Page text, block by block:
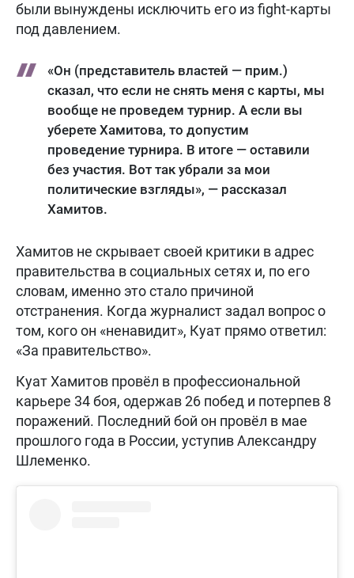
были вынуждены исключить его из fight-карты
под давлением.
«Он (представитель властей — прим.)
сказал, что если не снять меня с карты, мы
вообще не проведем турнир. А если вы
уберете Хамитова, то допустим
проведение турнира. В итоге — оставили
без участия. Вот так убрали за мои
политические взгляды», — рассказал
Хамитов.
Хамитов не скрывает своей критики в адрес
правительства в социальных сетях и, по его
словам, именно это стало причиной
отстранения. Когда журналист задал вопрос о
том, кого он «ненавидит», Куат прямо ответил:
«За правительство».
Куат Хамитов провёл в профессиональной
карьере 34 боя, одержав 26 побед и потерпев 8
поражений. Последний бой он провёл в мае
прошлого года в России, уступив Александру
Шлеменко.